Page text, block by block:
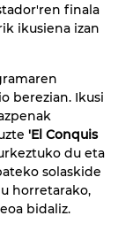
finala
ikusiena izan
berezian. Ikusi
'El Conquis
du eta
solaskide
horretarako,
bidaliz.